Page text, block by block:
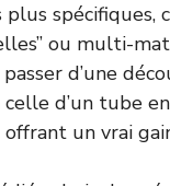
spécifiques,
ou multi-
d’une
d’un tube
offrant un vrai